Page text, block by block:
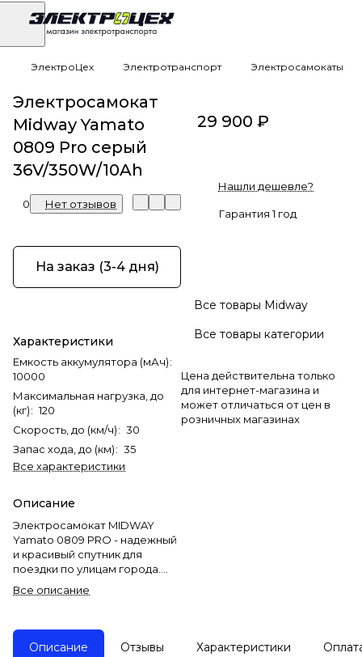
ЭлектроЦех Электротранспорт Электросамокаты
Электросамокат
Midway Yamato
0809 Pro серый
36V/350W/10Ah
0 Нет отзывов
На заказ (3-4 дня)
Характеристики
Емкость аккумулятора (мАч):
10000
Максимальная нагрузка, до
(кг): 120
Скорость, до (км/ч): 30
Запас хода, до (км): 35
Все характеристики
Описание
Электросамокат MIDWAY
Yamato 0809 PRO - надежный
и красивый спутник для
поездки по улицам города.
резвые характеристики,
удобный интерфейс - все что
нужно для комфортного
Все описание
29 900 ₽
Нашли дешевле?
Гарантия 1 год
Все товары Midway
Все товары категории
Цена действительна только
для интернет-магазина и
может отличаться от цен в
розничных магазинах
Описание Отзывы Характеристики